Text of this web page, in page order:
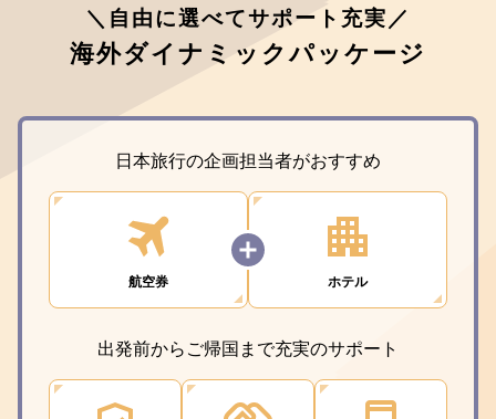
＼自由に選べてサポート充実／
海外ダイナミックパッケージ
日本旅行の企画担当者がおすすめ
航空券 ホテル
出発前からご帰国まで充実のサポート